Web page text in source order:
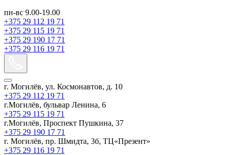
пн-вс 9.00-19.00
+375 29 112 19 71
+375 29 115 19 71
+375 29 190 17 71
+375 29 116 19 71
г. Могилёв, ул. Космонавтов, д. 10
+375 29 112 19 71
г.Могилёв, бульвар Ленина, 6
+375 29 115 19 71
г.Могилёв, Проспект Пушкина, 37
+375 29 190 17 71
г. Могилёв, пр. Шмидта, 3б, ТЦ«Презент»
+375 29 116 19 71